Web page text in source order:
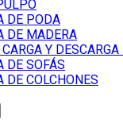
DE PODA
DE MADERA
Y
DE SOFÁS
DE COLCHONES